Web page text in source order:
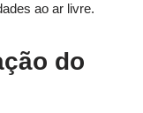
ao ar livre.
do